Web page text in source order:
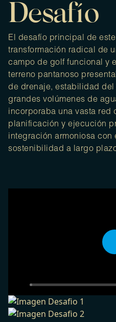
Desafío
El desafío principal de
transformación radical de
campo de golf funcional y
terreno pantanoso
de drenaje, estabilidad del
grandes volúmenes de
incorporaba una vasta red
planificación y ejecución
integración armoniosa con
sostenibilidad a largo